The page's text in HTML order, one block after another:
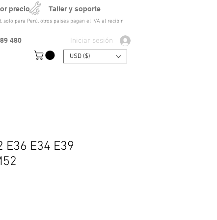
solo para Perú, otros paises pagan el IVA al recibir
Iniciar sesión
480
USD ($)
precio Taller y soporte
E36 E34 E39